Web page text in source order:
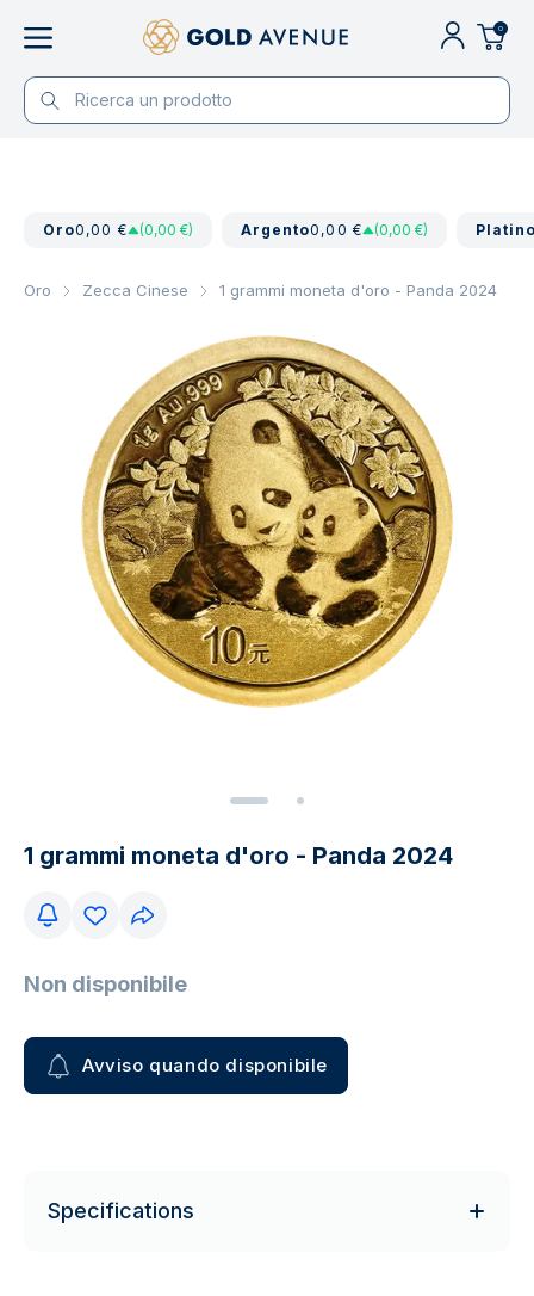
0
Oro0,00 € (0,00 €) Argento0,00 € (0,00 €)
Oro Zecca Cinese 1 grammi moneta d'oro - Panda 2024
1 grammi moneta d'oro - Panda 2024
Non disponibile
Avviso quando disponibile
Specifications